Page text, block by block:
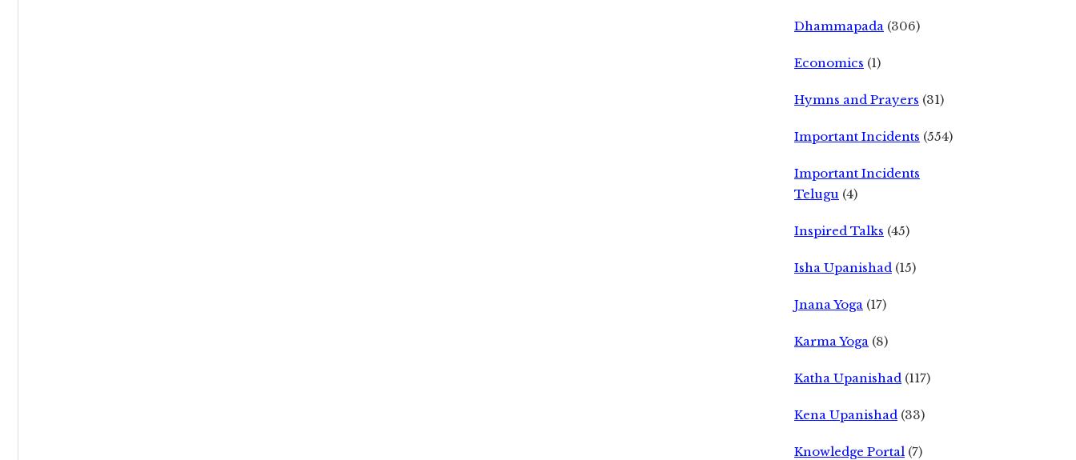
Dhammapada (306)
Economics (1)
Hymns and Prayers (31)
Important Incidents (554)
Important Incidents
Telugu (4)
Inspired Talks (45)
Isha Upanishad (15)
Jnana Yoga (17)
Karma Yoga (8)
Katha Upanishad (117)
Kena Upanishad (33)
Knowledge Portal (7)